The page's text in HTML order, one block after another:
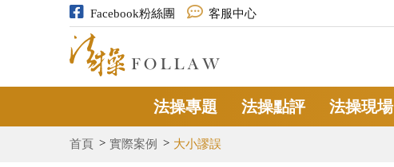
Facebook粉絲團 客服中心
法操專題 法操點評 法操現場
首頁 實際案例 大小謬誤